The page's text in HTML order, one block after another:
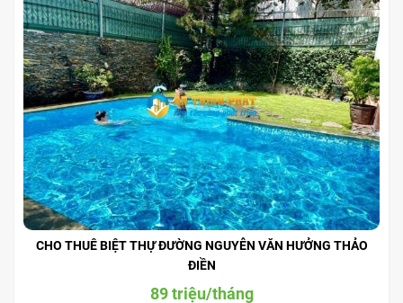
CHO THUÊ BIỆT THỰ ĐƯỜNG NGUYỄN VĂN HƯỞNG THẢO
ĐIỀN
89 triệu/tháng